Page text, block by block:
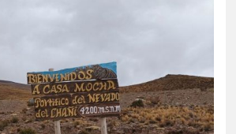
de la momia infantil, una de las reliquias